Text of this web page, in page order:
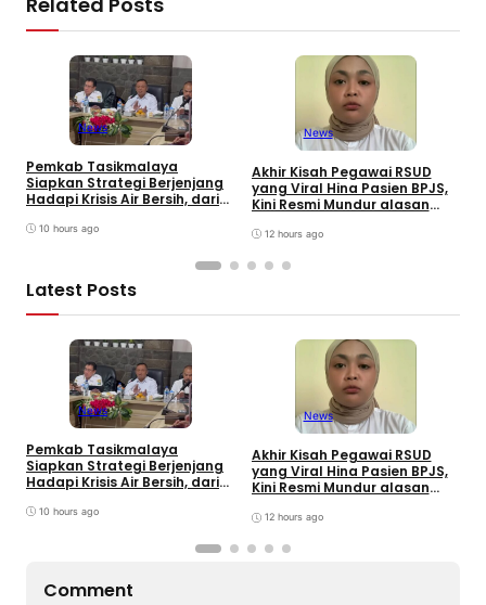
News
Pemkab Tasikmalaya
Siapkan Strategi Berjenjang
Hadapi Krisis Air Bersih, dari
Gerakan Reboisasi
10 hours ago
News
Akhir Kisah Pegawai RSUD
yang Viral Hina Pasien BPJS,
Kini Resmi Mundur alasan
12 hours ago
Latest Posts
News
Pemkab Tasikmalaya
Siapkan Strategi Berjenjang
Hadapi Krisis Air Bersih, dari
Gerakan Reboisasi
10 hours ago
News
Akhir Kisah Pegawai RSUD
yang Viral Hina Pasien BPJS,
Kini Resmi Mundur alasan
12 hours ago
Comment